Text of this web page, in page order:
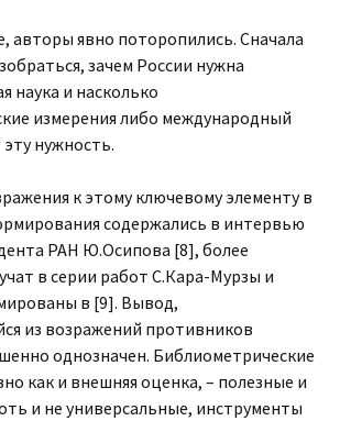
авторы явно поторопились. Сначала
зачем России нужна
наука и насколько
измерения либо международный
нужность.
к этому ключевому элементу в
содержались в интервью
РАН Ю.Осипова [8], более
в серии работ С.Кара-Мурзы и
в [9]. Вывод,
из возражений противников
однозначен. Библиометрические
как и внешняя оценка, – полезные и
и не универсальные, инструменты